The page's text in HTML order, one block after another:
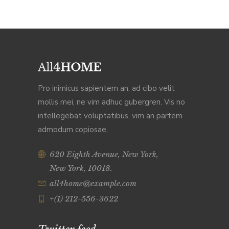
Pro inimicus sapientem an, ad cibo velit
mollis mei, ne vim adhuc gubergren. Vis no
intellegebat voluptatibus, vim an partem
admodum copiosae,
620 Eighth Avenue, New York,
New York, 10018.
all4home@example.com
+(1) 212-556-3622